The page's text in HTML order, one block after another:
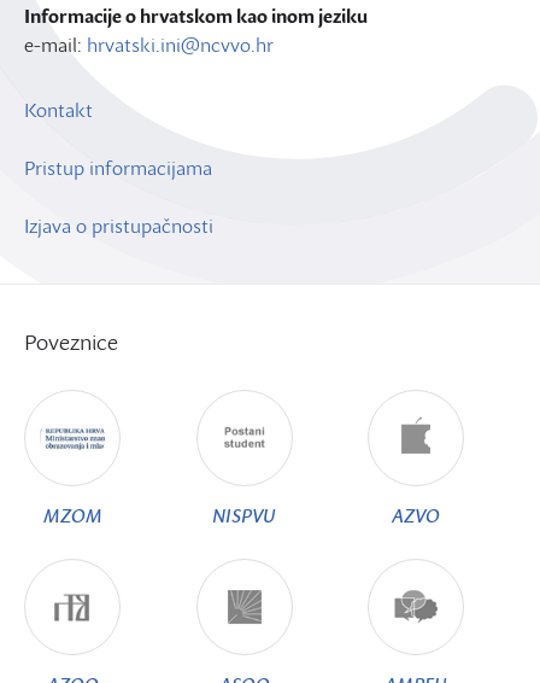
Informacije o hrvatskom kao inom jeziku
e-mail: hrvatski.ini@ncvvo.hr
Kontakt
Pristup informacijama
Izjava o pristupačnosti
Poveznice
MZOM NISPVU AZVO